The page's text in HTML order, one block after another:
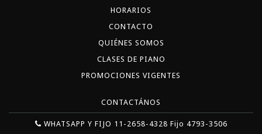
HORARIOS
CONTACTO
QUIÉNES SOMOS
CLASES DE PIANO
PROMOCIONES VIGENTES
CONTACTÁNOS
WHATSAPP Y FIJO 11-2658-4328 Fijo 4793-3506